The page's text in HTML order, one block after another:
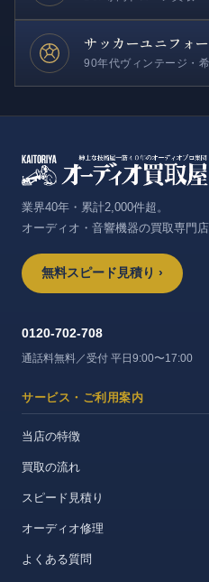
サッカーユニフォ
90年代ヴィンテージ・
業界40年・累計2,000件超。
オーディオ・音響機器の買取専門店
無料スピード見積り ›
0120-702-708
通話料無料／受付 平日9:00〜17:00
サービス・ご利用案内
当店の特徴
買取の流れ
スピード見積り
オーディオ修理
よくある質問